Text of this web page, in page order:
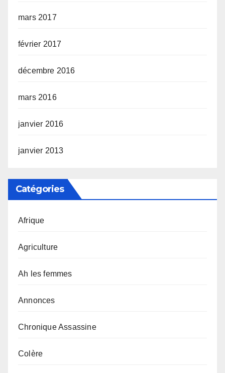
mars 2017
février 2017
décembre 2016
mars 2016
janvier 2016
janvier 2013
Catégories
Afrique
Agriculture
Ah les femmes
Annonces
Chronique Assassine
Colère